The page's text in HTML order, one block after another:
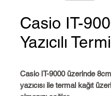
Casio IT-
Yazıcılı
Casio IT-9000 üzerinde
yazıcısı ile termal kağıt